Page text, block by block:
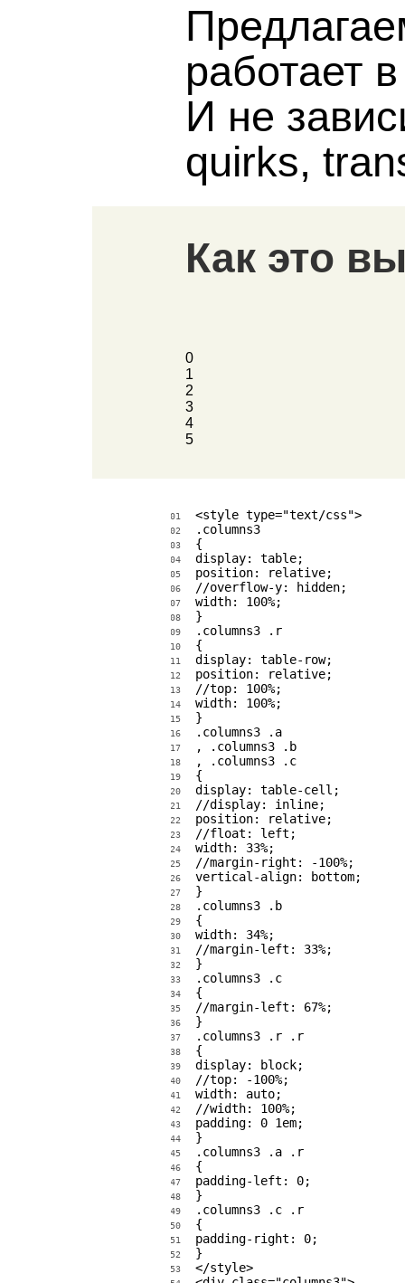
работает
И не
quirks,
Как это
0
1
2
3
4
5
01
02
03
04
05
06
07
08
09
10
11
12
13
14
15
16
17
18
19
20
21
22
23
24
25
26
27
28
29
30
31
32
33
34
35
36
37
38
39
40
41
42
43
44
45
46
47
48
49
50
51
52
53
<style type="text/css">
.columns3
{
display: table;
position: relative;
//overflow-y: hidden;
width: 100%;
}
.columns3 .r
{
display: table-row;
position: relative;
//top: 100%;
width: 100%;
}
.columns3 .a
, .columns3 .b
, .columns3 .c
{
display: table-cell;
//display: inline;
position: relative;
//float: left;
width: 33%;
//margin-right: -100%;
vertical-align: bottom;
}
.columns3 .b
{
width: 34%;
//margin-left: 33%;
}
.columns3 .c
{
//margin-left: 67%;
}
.columns3 .r .r
{
display: block;
//top: -100%;
width: auto;
//width: 100%;
padding: 0 1em;
}
.columns3 .a .r
{
padding-left: 0;
}
.columns3 .c .r
{
padding-right: 0;
}
</style>